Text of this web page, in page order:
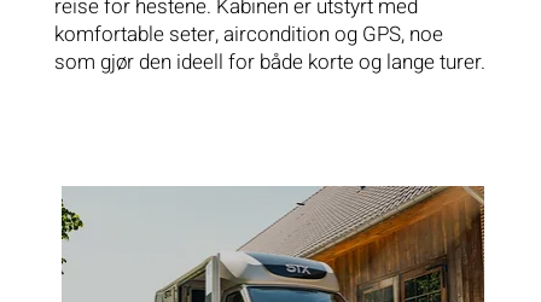
reise for hestene. Kabinen er utstyrt med
komfortable seter, aircondition og GPS, noe
som gjør den ideell for både korte og lange turer​.